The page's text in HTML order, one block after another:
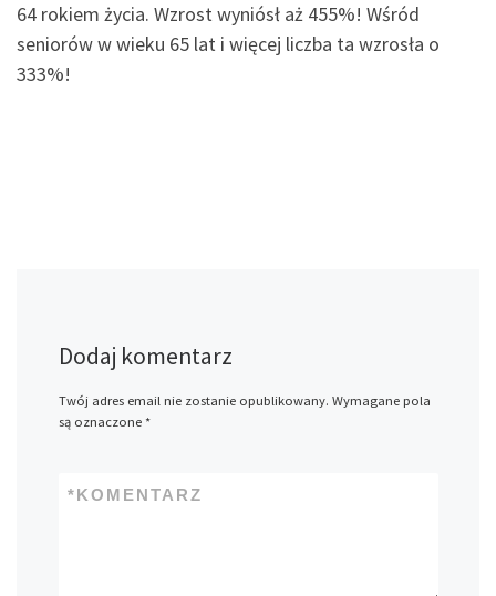
64 rokiem życia. Wzrost wyniósł aż 455%! Wśród
seniorów w wieku 65 lat i więcej liczba ta wzrosła o
333%!
Dodaj komentarz
Twój adres email nie zostanie opublikowany. Wymagane pola
są oznaczone *
KOMENTARZ
*